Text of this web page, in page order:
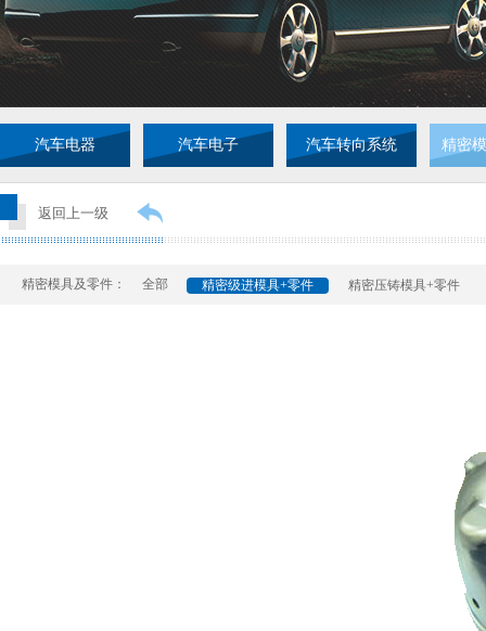
汽车电器 汽车电子 汽车转向系统 精密
返回上一级
精密模具及零件： 全部 精密级进模具+零件 精密压铸模具+零件